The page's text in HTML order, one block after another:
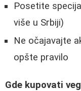
Posetite
više u Srbiji)
Ne očajavajte
opšte pravilo
Gde kupovati